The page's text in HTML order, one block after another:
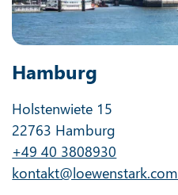
Hamburg
Holstenwiete 15
22763 Hamburg
+49 40 3808930
kontakt@loewenstark.com